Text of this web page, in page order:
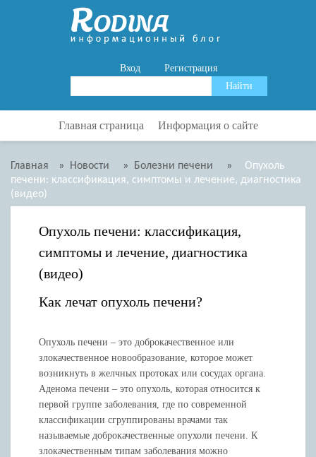
Вход Регистрация
Главная страница Информация о сайте
Главная » Новости » Болезни печени »
Опухоль
печени: классификация, симптомы и лечение, диагностика
(видео)
Опухоль печени: классификация,
симптомы и лечение, диагностика
(видео)
Как лечат опухоль печени?
Опухоль печени – это доброкачественное или
злокачественное новообразование, которое может
возникнуть в желчных протоках или сосудах органа.
Аденома печени – это опухоль, которая относится к
первой группе заболевания, где по современной
классификации сгруппированы врачами так
называемые доброкачественные опухоли печени. К
злокачественным типам заболевания можно